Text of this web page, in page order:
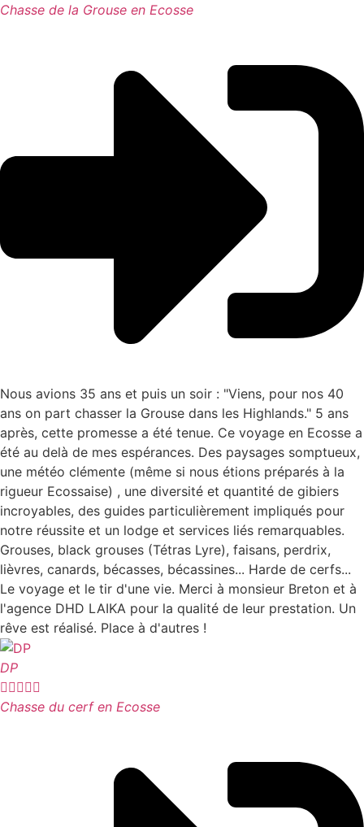
Chasse de la Grouse en Ecosse
Nous avions 35 ans et puis un soir : "Viens, pour nos 40
ans on part chasser la Grouse dans les Highlands." 5 ans
après, cette promesse a été tenue. Ce voyage en Ecosse a
été au delà de mes espérances. Des paysages somptueux,
une météo clémente (même si nous étions préparés à la
rigueur Ecossaise) , une diversité et quantité de gibiers
incroyables, des guides particulièrement impliqués pour
notre réussite et un lodge et services liés remarquables.
Grouses, black grouses (Tétras Lyre), faisans, perdrix,
lièvres, canards, bécasses, bécassines... Harde de cerfs...
Le voyage et le tir d'une vie. Merci à monsieur Breton et à
l'agence DHD LAIKA pour la qualité de leur prestation. Un
rêve est réalisé. Place à d'autres !
DP

Chasse du cerf en Ecosse